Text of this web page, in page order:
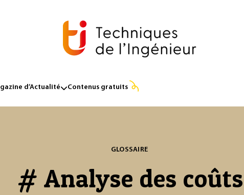
d’Actualité Contenus gratuits
GLOSSAIRE
# Analyse des coûts